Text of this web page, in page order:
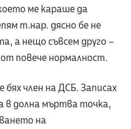
ме караше да
т.нар. дясно бе не
а нещо съвсем друго –
повече нормалност.
бях член на ДСБ. Записах
в долна мъртва точка,
на